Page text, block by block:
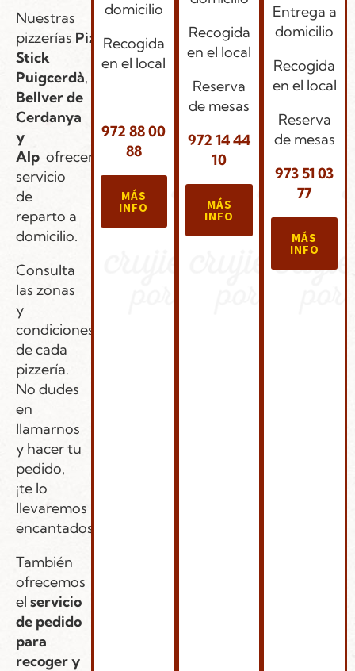
Nuestras
pizzerías Pizza
Stick
Puigcerdà,
Bellver de
Cerdanya
y
Alp ofrecen
servicio
de
reparto a
domicilio.
Consulta
las zonas
y
condiciones
de cada
pizzería.
No dudes
en
llamarnos
y hacer tu
pedido,
¡te lo
llevaremos
encantados!
También
ofrecemos
el servicio
de pedido
para
recoger y
domicilio
Recogida
en el local
972 88 00
88
MÁS
INFO
Recogida
en el local
Reserva
de mesas
972 14 44
10
MÁS
INFO
Entrega a
domicilio
Recogida
en el local
Reserva
de mesas
973 51 03
77
MÁS
INFO